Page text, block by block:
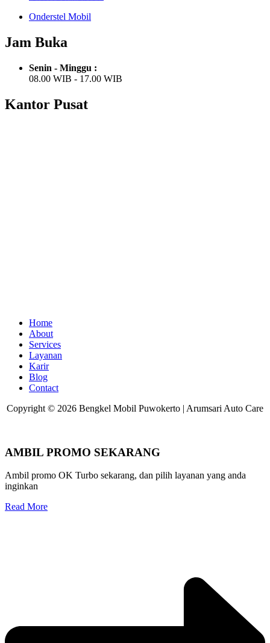
Onderstel Mobil
Jam Buka
Senin - Minggu :
08.00 WIB - 17.00 WIB
Kantor Pusat
Home
About
Services
Layanan
Karir
Blog
Contact
Copyright © 2026 Bengkel Mobil Puwokerto | Arumsari Auto Care
AMBIL PROMO SEKARANG
Ambil promo OK Turbo sekarang, dan pilih layanan yang anda
inginkan
Read More